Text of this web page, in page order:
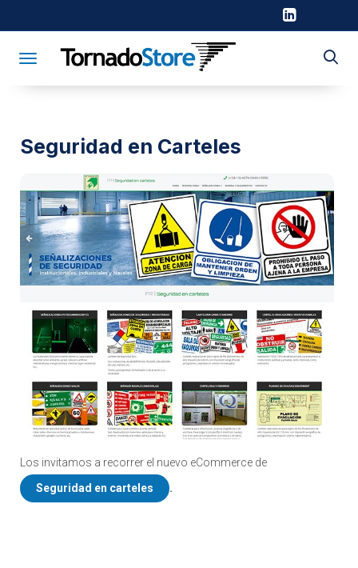
Toggle navigation
Seguridad en Carteles
Los invitamos a recorrer el nuevo eCommerce de
Seguridad en carteles
.